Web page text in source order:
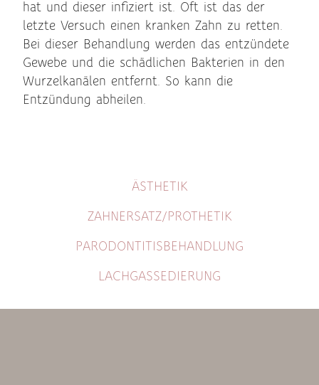
hat und dieser infiziert ist. Oft ist das der
letzte Versuch einen kranken Zahn zu retten.
Bei dieser Behandlung werden das entzündete
Gewebe und die schädlichen Bakterien in den
Wurzelkanälen entfernt. So kann die
Entzündung abheilen.
ÄSTHETIK
ZAHNERSATZ/PROTHETIK
PARODONTITISBEHANDLUNG
LACHGASSEDIERUNG